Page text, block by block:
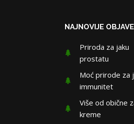
NAJNOVIJE OBJAVE
Priroda za jaku
prostatu
Moć prirode za
immunitet
Više od obične
kreme